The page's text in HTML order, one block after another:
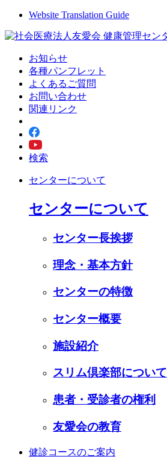
Website Translation Guide
お知らせ
各種パンフレット
よくあるご質問
お問い合わせ
関連リンク
検索
センターについて
センターについて
センター長挨拶
理念・基本方針
センターの特徴
センター概要
施設紹介
スリム倶楽部について
患者・受診者の権利
友愛会の教育
健診コースのご案内